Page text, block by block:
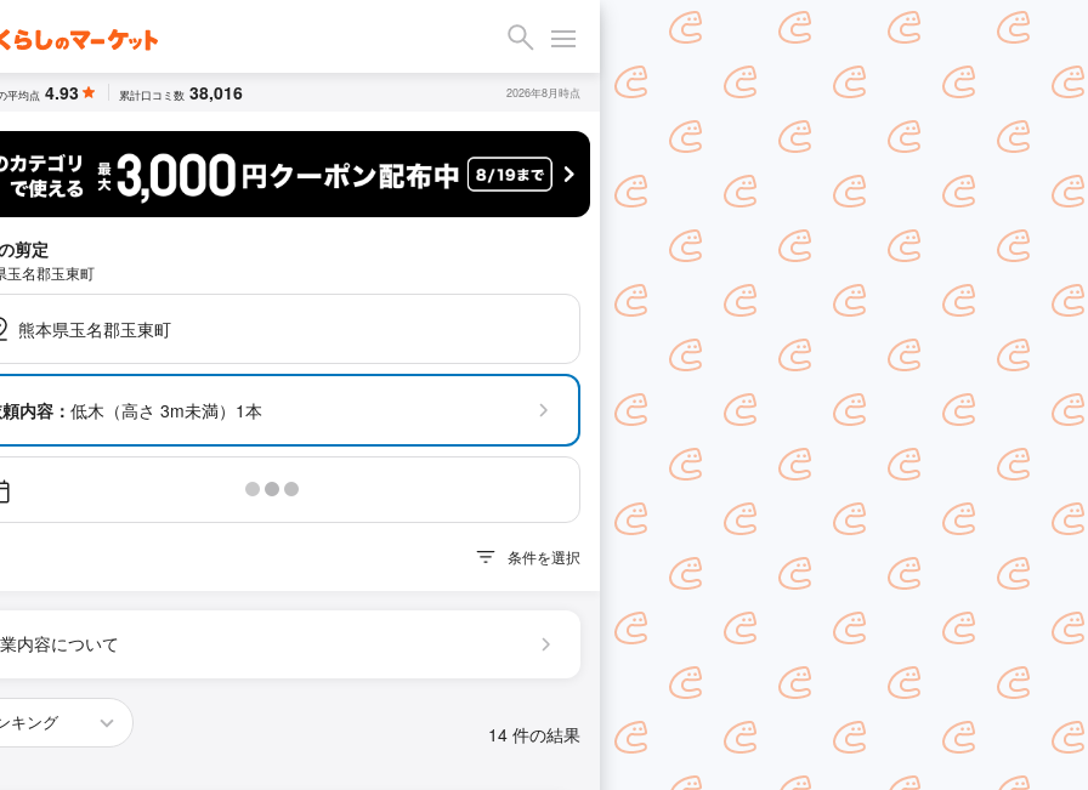
平均点 4.93 累計口コミ数 38,016 2026年8月時点
剪定
玉名郡玉東町
熊本県玉名郡玉東町
内容： 低木（高さ 3m未満）1本
条件を選択
内容について
14 件の結果